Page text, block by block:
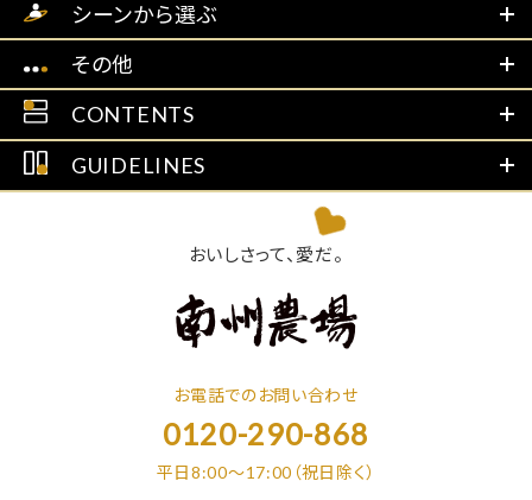
シーンから選ぶ
その他
CONTENTS
GUIDELINES
おいしさって、愛だ。
お電話でのお問い合わせ
0120-290-868
平日8:00～17:00（祝日除く）